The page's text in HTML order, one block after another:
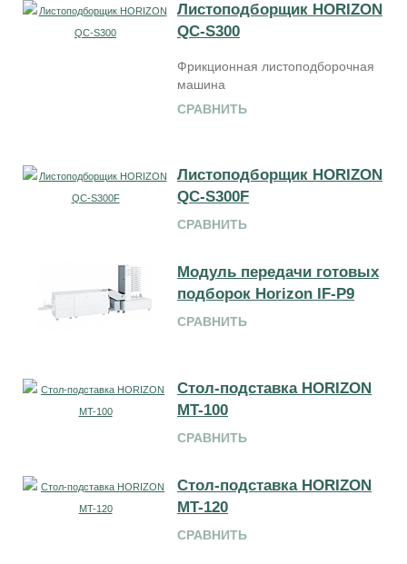
Листоподборщик HORIZON
QC-S300
Фрикционная листоподборочная
машина
СРАВНИТЬ
Листоподборщик HORIZON
QC-S300F
СРАВНИТЬ
Модуль передачи готовых
подборок Horizon IF-P9
СРАВНИТЬ
Стол-подставка HORIZON
MT-100
СРАВНИТЬ
Стол-подставка HORIZON
MT-120
СРАВНИТЬ